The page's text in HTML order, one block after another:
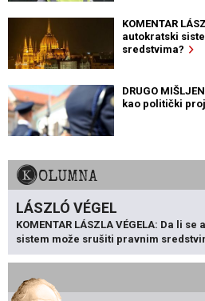
KOMENTAR
autokratski
sredstvima?
DRUGO
kao politički
KOLUMNA
LÁSZLÓ VÉGEL
KOMENTAR LÁSZLA VÉGELA: Da li
sistem može srušiti pravnim